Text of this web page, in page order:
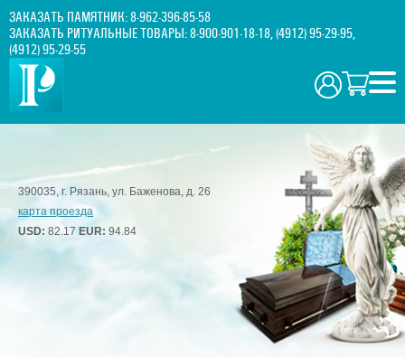
ЗАКАЗАТЬ ПАМЯТНИК:8-962-396-85-58
ЗАКАЗАТЬ РИТУАЛЬНЫЕ ТОВАРЫ:8-900-901-18-18,(4912) 95-29-95,
(4912) 95-29-55
390035, г. Рязань, ул. Баженова, д. 26
карта проезда
USD: 82.17 EUR: 94.84